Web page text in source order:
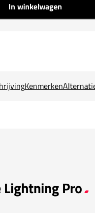
In winkelwagen
Kenmerken
Pro